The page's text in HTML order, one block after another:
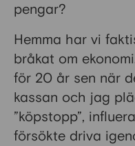
pengar?
Hemma har vi
bråkat om
för 20 år sen när
kassan och jag
”köpstopp”,
försökte driva